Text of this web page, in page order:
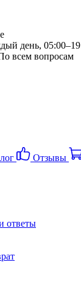
день,
всем вопросам
Отзывы
ответы